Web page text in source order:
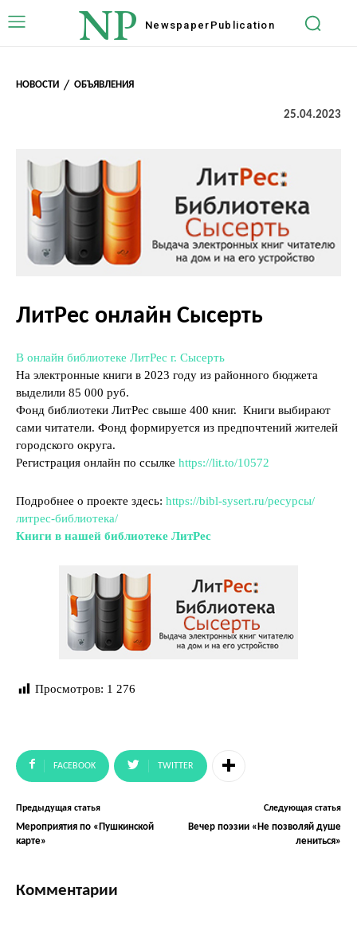
NP Newspaper Publication
НОВОСТИ ОБЪЯВЛЕНИЯ
25.04.2023
ЛитРес онлайн Сысерть
В онлайн библиотеке ЛитРес г. Сысерть
На электронные книги в 2023 году из районного бюджета
выделили 85 000 руб.
Фонд библиотеки ЛитРес свыше 400 книг. Книги выбирают
сами читатели. Фонд формируется из предпочтений жителей
городского округа.
Регистрация онлайн по ссылке https://lit.to/10572
Подробнее о проекте здесь: https://bibl-sysert.ru/ресурсы/
литрес-библиотека/
Книги в нашей библиотеке ЛитРес
Просмотров: 1 276
FACEBOOK TWITTER
Предыдущая статья
Мероприятия по «Пушкинской
карте»
Следующая статья
Вечер поэзии «Не позволяй душе
лениться»
Комментарии